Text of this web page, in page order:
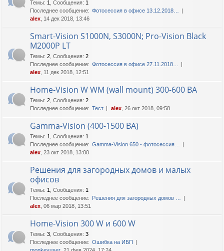
Темы: 1 Сообщения: 1
Последнее сообщение: Фотосессия в офисе 13.12.2018…
alex , 14 дек 2018, 13:46
Smart-Vision S1000N, S3000N; Pro-Vision Black
M2000P LT
Темы: 2 Сообщения: 2
Последнее сообщение: Фотосессия в офисе 27.11.2018…
alex , 11 дек 2018, 12:51
Home-Vision W WM (wall mount) 300-600 ВА
Темы: 2 Сообщения: 2
Последнее сообщение: Тест alex , 26 окт 2018, 09:58
Gamma-Vision (400-1500 ВА)
Темы: 1 Сообщения: 1
Последнее сообщение: Gamma-Vision 650 - фотосессия…
alex , 23 окт 2018, 13:00
Решения для загородных домов и малых
офисов
Темы: 1 Сообщения: 1
Последнее сообщение: Решения для загородных домов …
alex , 06 мар 2018, 13:51
Home-Vision 300 W и 600 W
Темы: 3 Сообщения: 3
Последнее сообщение: Ошибка на ИБП